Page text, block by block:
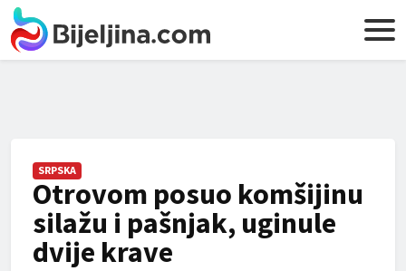
SRPSKA
Otrovom posuo komšijinu
silažu i pašnjak, uginule
dvije krave